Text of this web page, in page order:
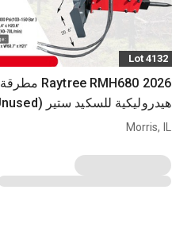
Lot 4132
2026 Raytree RMH680 مطرقة
هيدروليكية للسكيد ستير (Unused)
Morris, IL